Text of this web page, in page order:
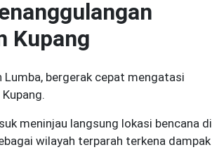
Kupang
Lumba, bergerak cepat mengatasi
meninjau langsung lokasi bencana di
wilayah terparah terkena dampak